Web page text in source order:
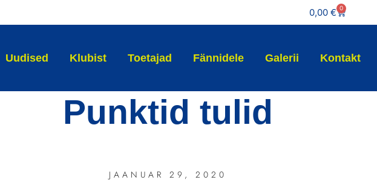
0,00€ 0
Uudised Klubist Toetajad Fännidele Galerii Kontakt
Punktid tulid
JAANUAR 29, 2020